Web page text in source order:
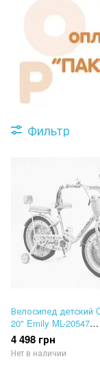
Фильтр
Велосипед детский
20" Emily ML-20547
(вспомогательные
корзинка, кресло
4 498 грн
Нет в наличии